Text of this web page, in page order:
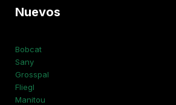
Nuevos
Bobcat
Sany
Grosspal
Fliegl
Manitou